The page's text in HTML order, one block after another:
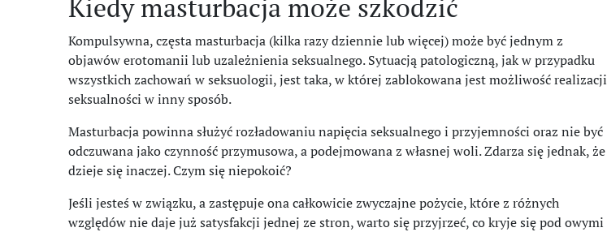
Kiedy masturbacja może szkodzić
Kompulsywna, częsta masturbacja (kilka razy dziennie lub więcej) może być jednym z
objawów erotomanii lub uzależnienia seksualnego. Sytuacją patologiczną, jak w przypadku
wszystkich zachowań w seksuologii, jest taka, w której zablokowana jest możliwość realizacji
seksualności w inny sposób.
Masturbacja powinna służyć rozładowaniu napięcia seksualnego i przyjemności oraz nie być
odczuwana jako czynność przymusowa, a podejmowana z własnej woli. Zdarza się jednak, że
dzieje się inaczej. Czym się niepokoić?
Jeśli jesteś w związku, a zastępuje ona całkowicie zwyczajne pożycie, które z różnych
względów nie daje już satysfakcji jednej ze stron, warto się przyjrzeć, co kryje się pod owymi